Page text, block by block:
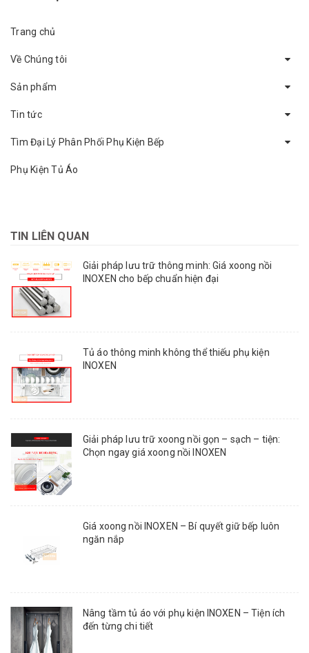
Trang chủ
Về Chúng tôi
Sản phẩm
Tin tức
Tìm Đại Lý Phân Phối Phụ Kiện Bếp
Phụ Kiện Tủ Áo
TIN LIÊN QUAN
Giải pháp lưu trữ thông minh: Giá xoong nồi
INOXEN cho bếp chuẩn hiện đại
Tủ áo thông minh không thể thiếu phụ kiện
INOXEN
Giải pháp lưu trữ xoong nồi gọn – sạch – tiện:
Chọn ngay giá xoong nồi INOXEN
Giá xoong nồi INOXEN – Bí quyết giữ bếp luôn
ngăn nắp
Nâng tầm tủ áo với phụ kiện INOXEN – Tiện ích
đến từng chi tiết